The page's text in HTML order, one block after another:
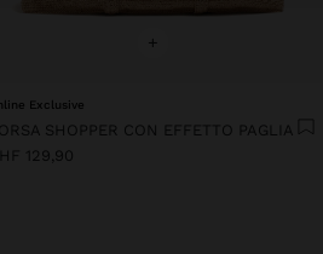
+
Exclusive
SHOPPER CON EFFETTO PAGLIA
129,90